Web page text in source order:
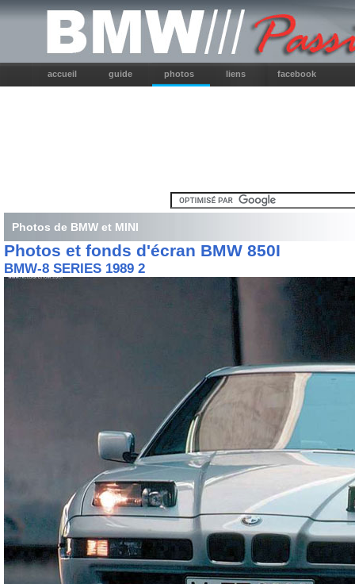
accueil guide photos liens facebook
Photos de BMW et MINI
Photos et fonds d'écran BMW 850I
BMW-8 SERIES 1989 2